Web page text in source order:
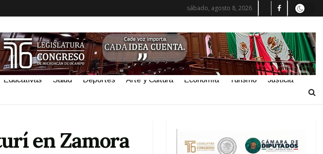
sábado, agosto 8, 2026
Educativas Salud Deportes Arte y Cultura Economía Turismo Justicia
en Zamora